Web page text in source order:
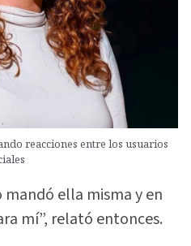
reacciones entre los usuarios
mandó ella misma y en
mí”, relató entonces.